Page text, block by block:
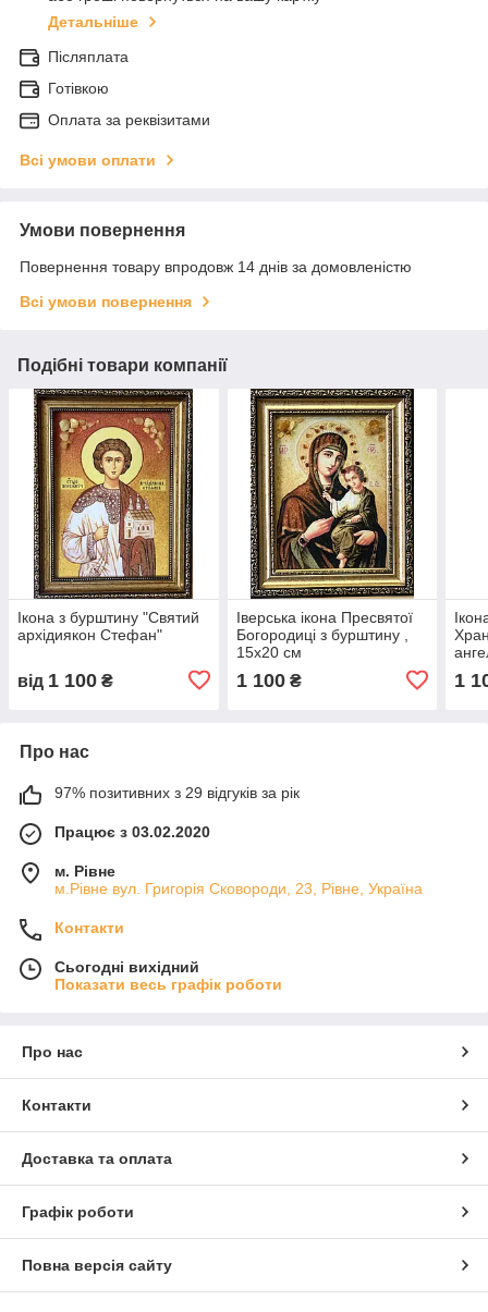
Детальніше
Післяплата
Готівкою
Оплата за реквізитами
Всі умови оплати
Умови повернення
Повернення товару впродовж 14 днів за домовленістю
Всі умови повернення
Подібні товари компанії
Ікона з бурштину "Святий
архідиякон Стефан"
від 1 100 ₴
Іверська ікона Пресвятої
Богородиці з бурштину ,
15x20 см
1 100₴ 1
Про нас
97% позитивних з 29 відгуків за рік
Працює з 03.02.2020
м. Рівне
м.Рівне вул. Григорія Сковороди, 23, Рівне, Україна
Контакти
Сьогодні вихідний
Показати весь графік роботи
Про нас
Контакти
Доставка та оплата
Графік роботи
Повна версія сайту